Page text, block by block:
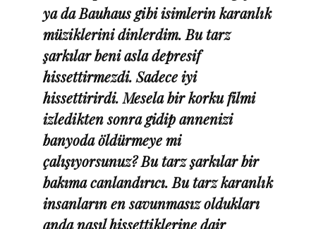
ya da Bauhaus gibi isimlerin karanlık
müziklerini dinlerdim. Bu tarz
şarkılar beni asla depresif
hissettirmezdi. Sadece iyi
hissettirirdi. Mesela bir korku filmi
izledikten sonra gidip annenizi
banyoda öldürmeye mi
çalışıyorsunuz? Bu tarz şarkılar bir
bakıma canlandırıcı. Bu tarz karanlık
insanların en savunmasız oldukları
anda nasıl hissettiklerine dair